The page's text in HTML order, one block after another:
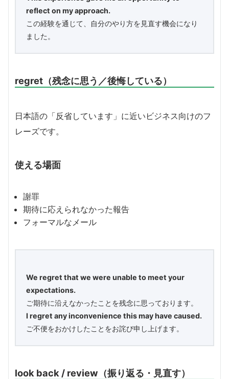
reflect on my approach.
この経験を通じて、自分のやり方を見直す機会になり
ました。
regret（残念に思う／後悔している）
日本語の「反省しています」に近いビジネス向けのフ
レーズです。
使える場面
謝罪
期待に応えられなかった報告
フォーマルなメール
We regret that we were unable to meet your
expectations.
ご期待に沿えなかったことを残念に思っております。
I regret any inconvenience this may have caused.
ご不便をおかけしたことをお詫び申し上げます。
look back / review（振り返る・見直す）